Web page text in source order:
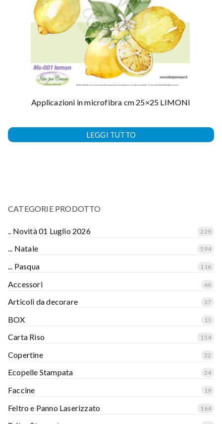
Applicazioni in microfibra cm 25×25 LIMONI
LEGGI TUTTO
CATEGORIE PRODOTTO
.. Novità 01 Luglio 2026 229
... Natale 594
... Pasqua 116
Accessori 66
Articoli da decorare 37
BOX 13
Carta Riso 154
Copertine 22
Ecopelle Stampata 24
Faccine 19
Feltro e Panno Laserizzato 164